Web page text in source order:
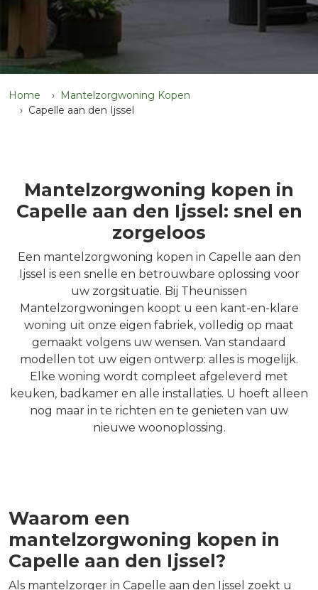
Home
Mantelzorgwoning Kopen
Capelle aan den Ijssel
Mantelzorgwoning kopen in
Capelle aan den Ijssel: snel en
zorgeloos
Een mantelzorgwoning kopen in Capelle aan den
Ijssel is een snelle en betrouwbare oplossing voor
uw zorgsituatie. Bij Theunissen
Mantelzorgwoningen koopt u een kant-en-klare
woning uit onze eigen fabriek, volledig op maat
gemaakt volgens uw wensen. Van standaard
modellen tot uw eigen ontwerp: alles is mogelijk.
Elke woning wordt compleet afgeleverd met
keuken, badkamer en alle installaties. U hoeft alleen
nog maar in te richten en te genieten van uw
nieuwe woonoplossing.
Waarom een
mantelzorgwoning kopen in
Capelle aan den Ijssel?
Als mantelzorger in Capelle aan den Ijssel zoekt u